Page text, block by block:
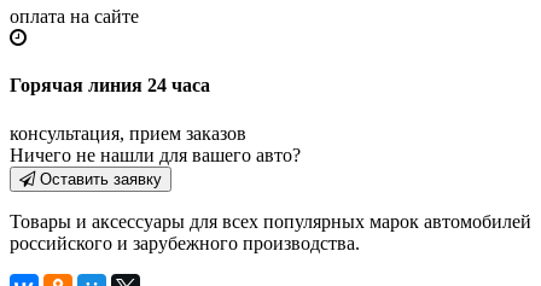
оплата на сайте
Горячая линия 24 часа
консультация, прием заказов
Ничего не нашли для вашего авто?
Оставить заявку
Товары и аксессуары для всех популярных марок автомобилей
российского и зарубежного производства.